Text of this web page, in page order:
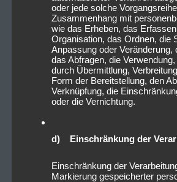
oder jede solche
Zusammenhang mit
wie das Erheben, das
Organisation, das Ordnen, die
Anpassung oder Veränderung,
das Abfragen, die
durch Übermittlung,
Form der Bereitstellung, den
Verknüpfung, die
oder die Vernichtung.
d) Einschränkung der
Einschränkung der
Markierung gespeicherter